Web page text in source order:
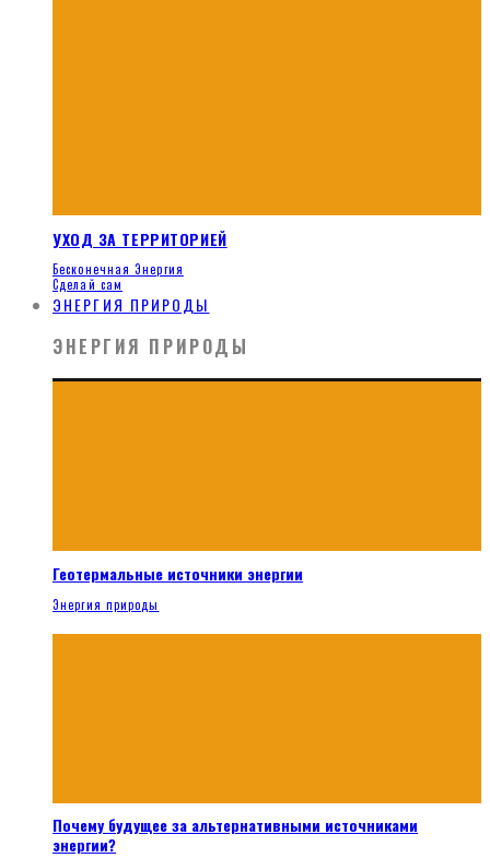
УХОД ЗА ТЕРРИТОРИЕЙ
Бесконечная Энергия
Сделай сам
ЭНЕРГИЯ ПРИРОДЫ
ЭНЕРГИЯ ПРИРОДЫ
Геотермальные источники энергии
Энергия природы
Почему будущее за альтернативными источниками
энергии?